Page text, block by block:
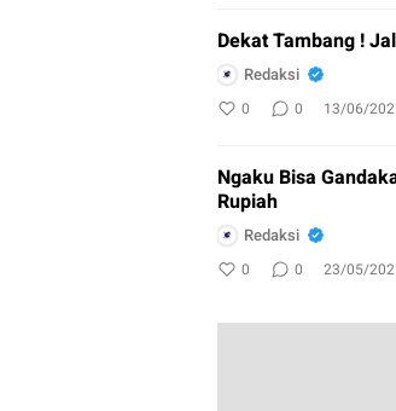
Dekat Tambang !
Redaksi
0 0 13/06/
Ngaku Bisa
Rupiah
Redaksi
0 0 23/05/